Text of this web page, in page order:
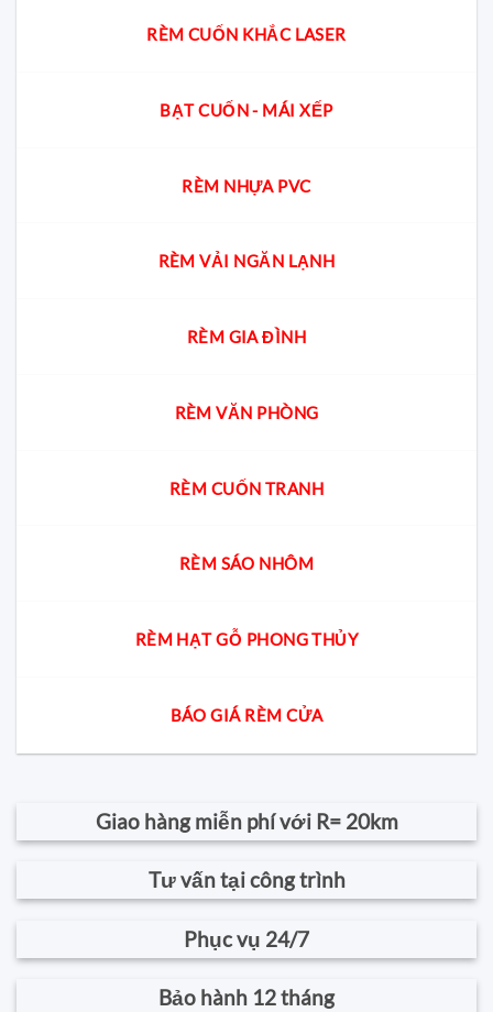
RÈM CUỐN KHẮC LASER
BẠT CUỐN - MÁI XẾP
RÈM NHỰA PVC
RÈM VẢI NGĂN LẠNH
RÈM GIA ĐÌNH
RÈM VĂN PHÒNG
RÈM CUỐN TRANH
RÈM SÁO NHÔM
RÈM HẠT GỖ PHONG THỦY
BÁO GIÁ RÈM CỬA
Giao hàng miễn phí với R= 20km
Tư vấn tại công trình
Phục vụ 24/7
Bảo hành 12 tháng